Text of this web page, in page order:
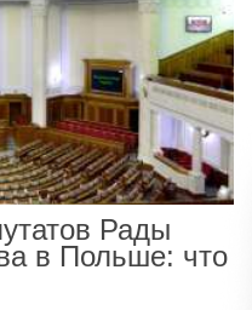
Рады
в Польше: что